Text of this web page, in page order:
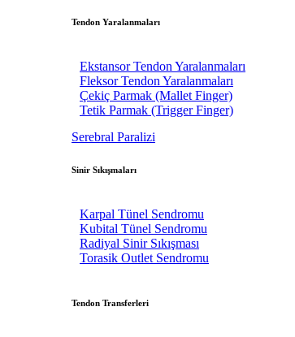
Tendon Yaralanmaları
Ekstansor Tendon Yaralanmaları
Fleksor Tendon Yaralanmaları
Çekiç Parmak (Mallet Finger)
Tetik Parmak (Trigger Finger)
Serebral Paralizi
Sinir Sıkışmaları
Karpal Tünel Sendromu
Kubital Tünel Sendromu
Radiyal Sinir Sıkışması
Torasik Outlet Sendromu
Tendon Transferleri